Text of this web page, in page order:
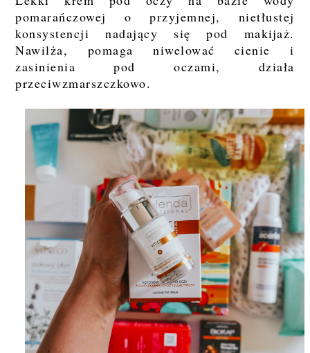
pomarańczowej o przyjemnej, nietłustej
konsystencji nadający się pod makijaż.
Nawilża, pomaga niwelować cienie i
zasinienia pod oczami, działa
przeciwzmarszczkowo.